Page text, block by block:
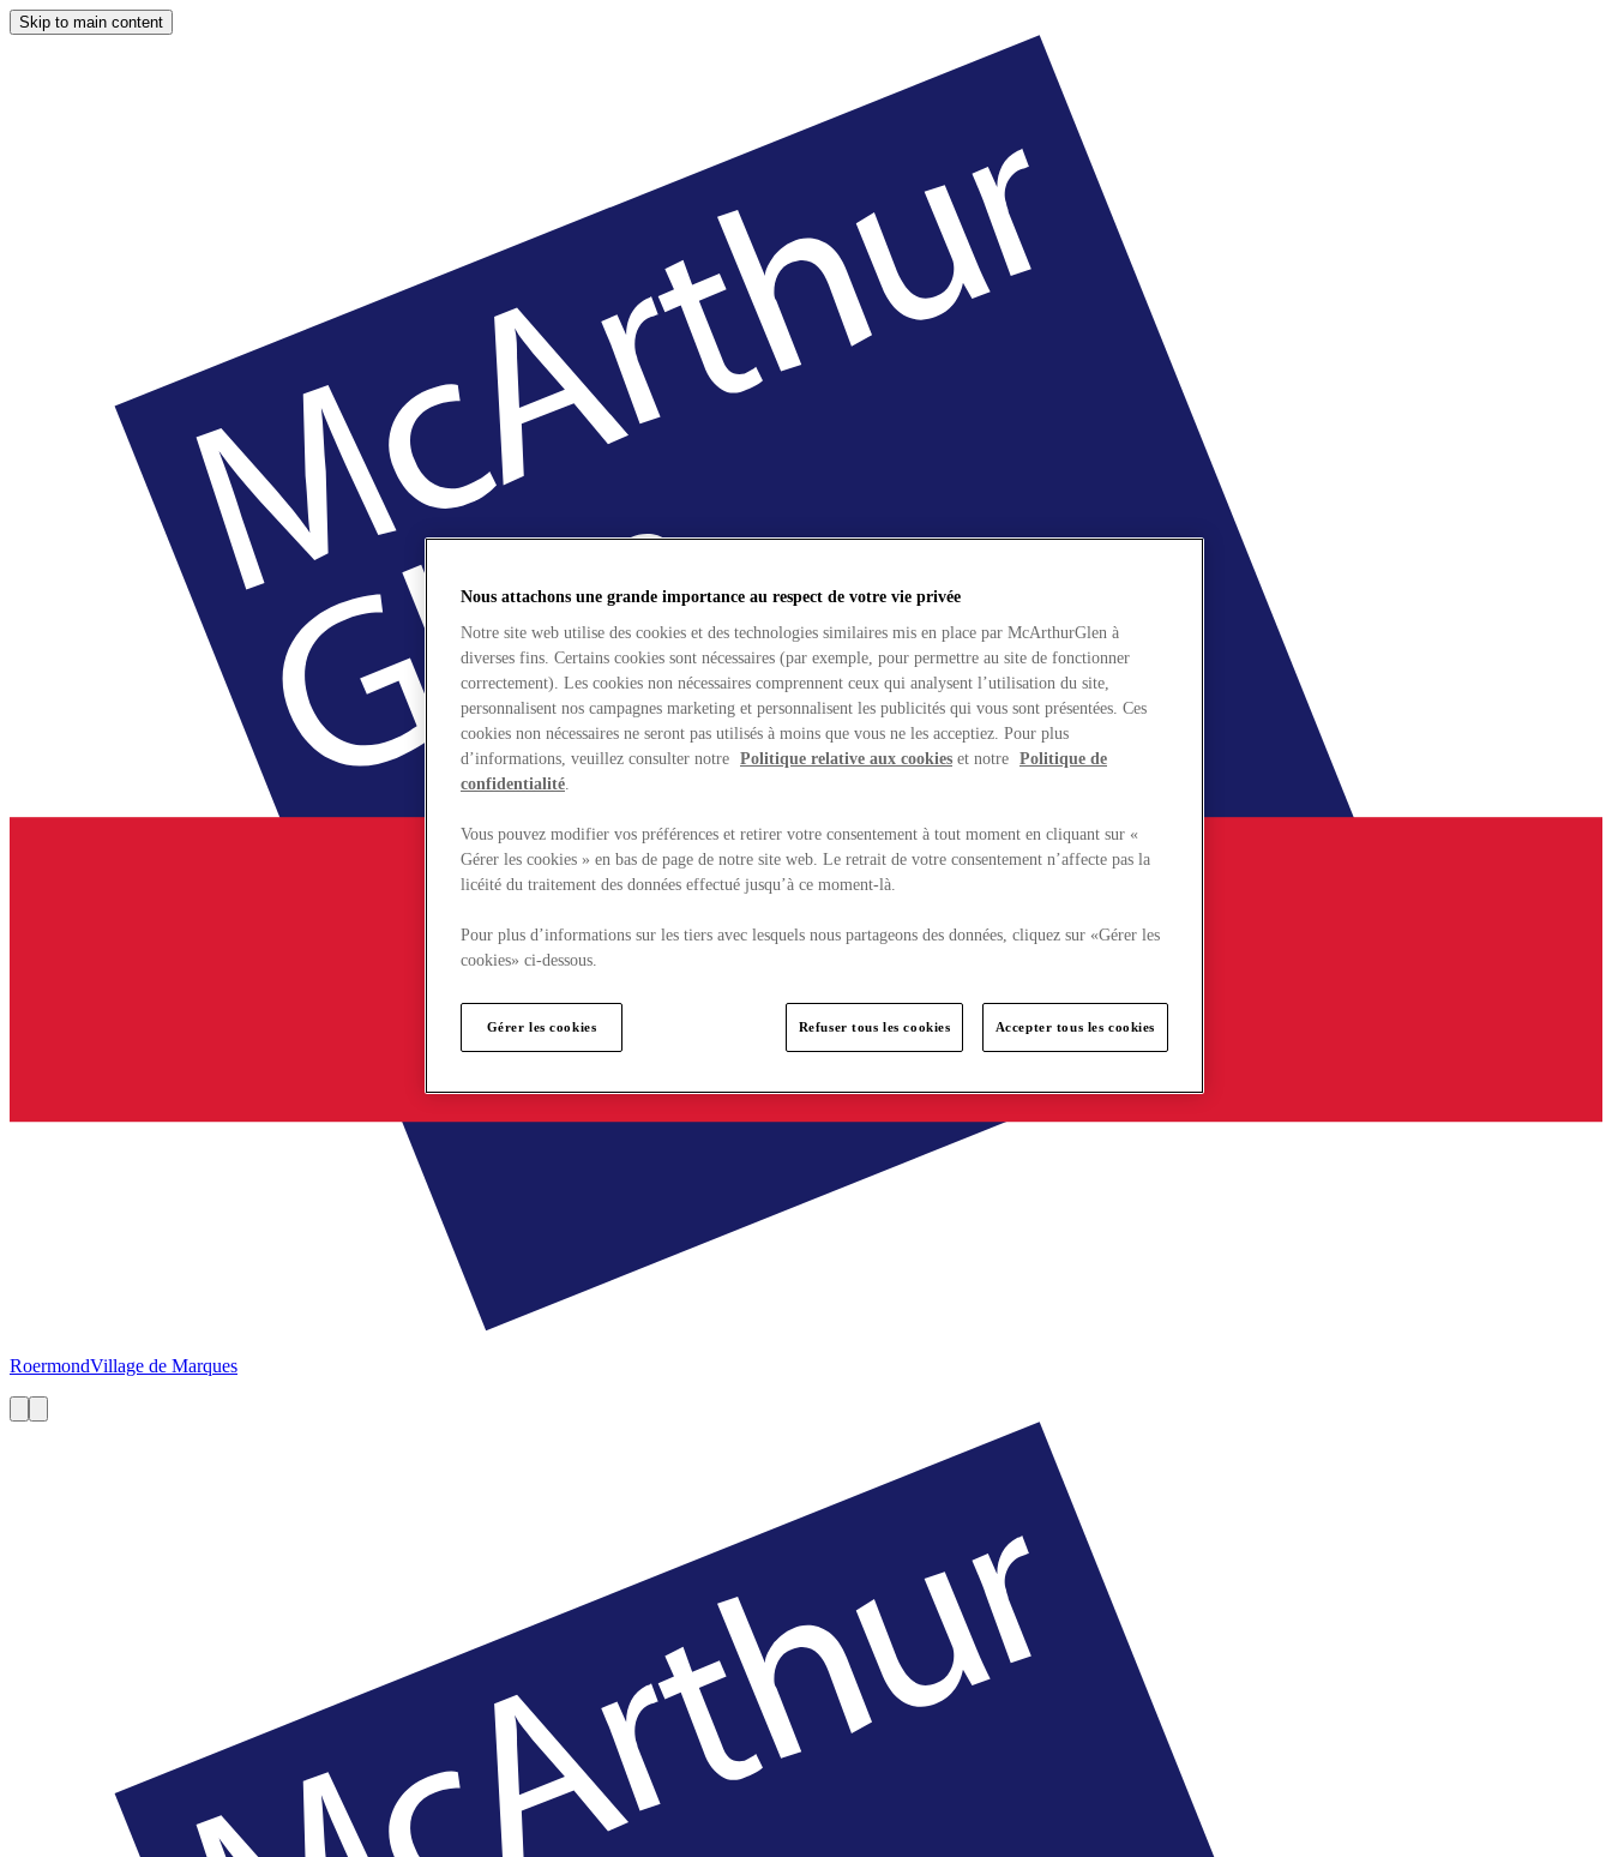
Skip to main content
RoermondVillage de Marques
Nous attachons une grande importance au respect de votre vie privée
Notre site web utilise des cookies et des technologies similaires mis en place par McArthurGlen à
diverses fins. Certains cookies sont nécessaires (par exemple, pour permettre au site de fonctionner
correctement). Les cookies non nécessaires comprennent ceux qui analysent l’utilisation du site,
personnalisent nos campagnes marketing et personnalisent les publicités qui vous sont présentées. Ces
cookies non nécessaires ne seront pas utilisés à moins que vous ne les acceptiez. Pour plus
d’informations, veuillez consulter notre Politique relative aux cookies et notre Politique de
confidentialité.
Vous pouvez modifier vos préférences et retirer votre consentement à tout moment en cliquant sur «
Gérer les cookies » en bas de page de notre site web. Le retrait de votre consentement n’affecte pas la
licéité du traitement des données effectué jusqu’à ce moment-là.
Pour plus d’informations sur les tiers avec lesquels nous partageons des données, cliquez sur «Gérer les
cookies» ci-dessous.
Gérer les cookies Refuser tous les cookies Accepter tous les cookies